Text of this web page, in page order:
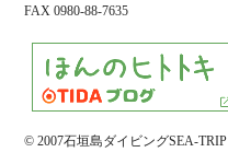
FAX 0980-88-7635
© 2007石垣島ダイビングSEA-TRIP